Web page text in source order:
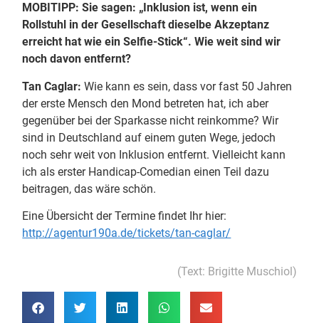
MOBITIPP: Sie sagen: „Inklusion ist, wenn ein
Rollstuhl in der Gesellschaft dieselbe Akzeptanz
erreicht hat wie ein Selfie-Stick“. Wie weit sind wir
noch davon entfernt?
Tan Caglar: Wie kann es sein, dass vor fast 50 Jahren
der erste Mensch den Mond betreten hat, ich aber
gegenüber bei der Sparkasse nicht reinkomme? Wir
sind in Deutschland auf einem guten Wege, jedoch
noch sehr weit von Inklusion entfernt. Vielleicht kann
ich als erster Handicap-Comedian einen Teil dazu
beitragen, das wäre schön.
Eine Übersicht der Termine findet Ihr hier:
http://agentur190a.de/tickets/tan-caglar/
(Text: Brigitte Muschiol)